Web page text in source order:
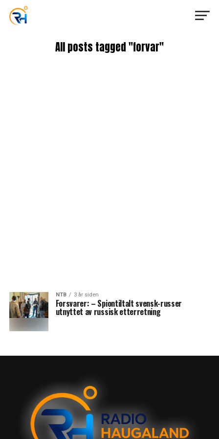
All posts tagged "forvar"
NTB 3 år siden
Forsvarer: – Spiontiltalt svensk-russer
utnyttet av russisk etterretning